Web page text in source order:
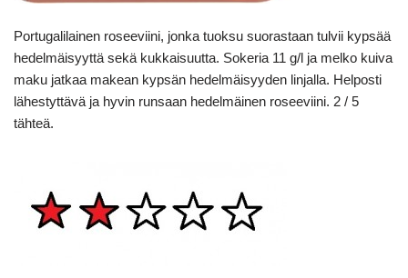
Portugalilainen roseeviini, jonka tuoksu suorastaan tulvii kypsää
hedelmäisyyttä sekä kukkaisuutta. Sokeria 11 g/l ja melko kuiva
maku jatkaa makean kypsän hedelmäisyyden linjalla. Helposti
lähestyttävä ja hyvin runsaan hedelmäinen roseeviini. 2 / 5
tähteä.